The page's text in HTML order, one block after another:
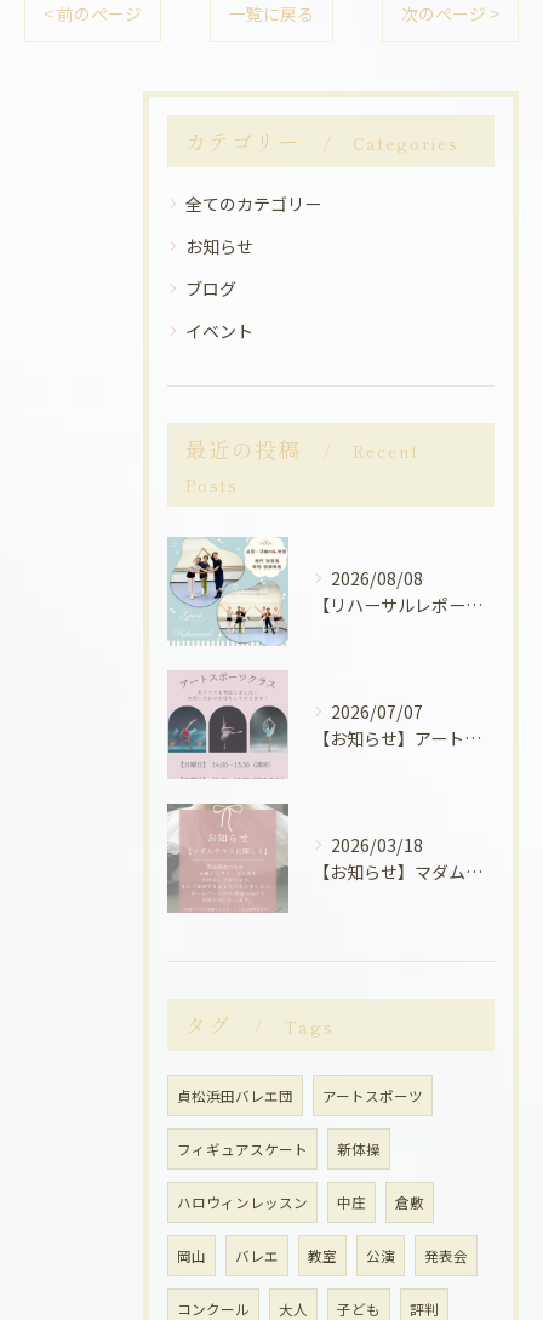
< 前のページ 一覧に戻る 次のページ >
カテゴリー Categories
全てのカテゴリー
お知らせ
ブログ
イベント
最近の投稿
Recent
Posts
2026/08/08
【リハーサルレポート】ゲストの先生方にお越しいただきました！
2026/07/07
【お知らせ】アートスポーツクラス関して
2026/03/18
【お知らせ】マダムクラスに関して
タグ Tags
貞松浜田バレエ団 アートスポーツ
フィギュアスケート 新体操
ハロウィンレッスン 中庄 倉敷
岡山 バレエ 教室 公演 発表会
コンクール 大人 子ども 評判